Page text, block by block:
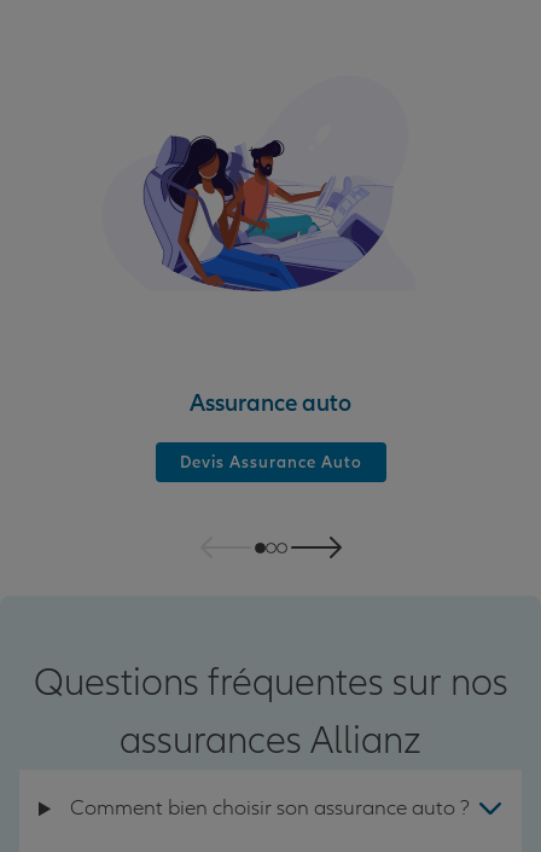
Assurance auto
Devis Assurance Auto
Questions fréquentes sur nos
assurances Allianz
Comment bien choisir son assurance auto ?